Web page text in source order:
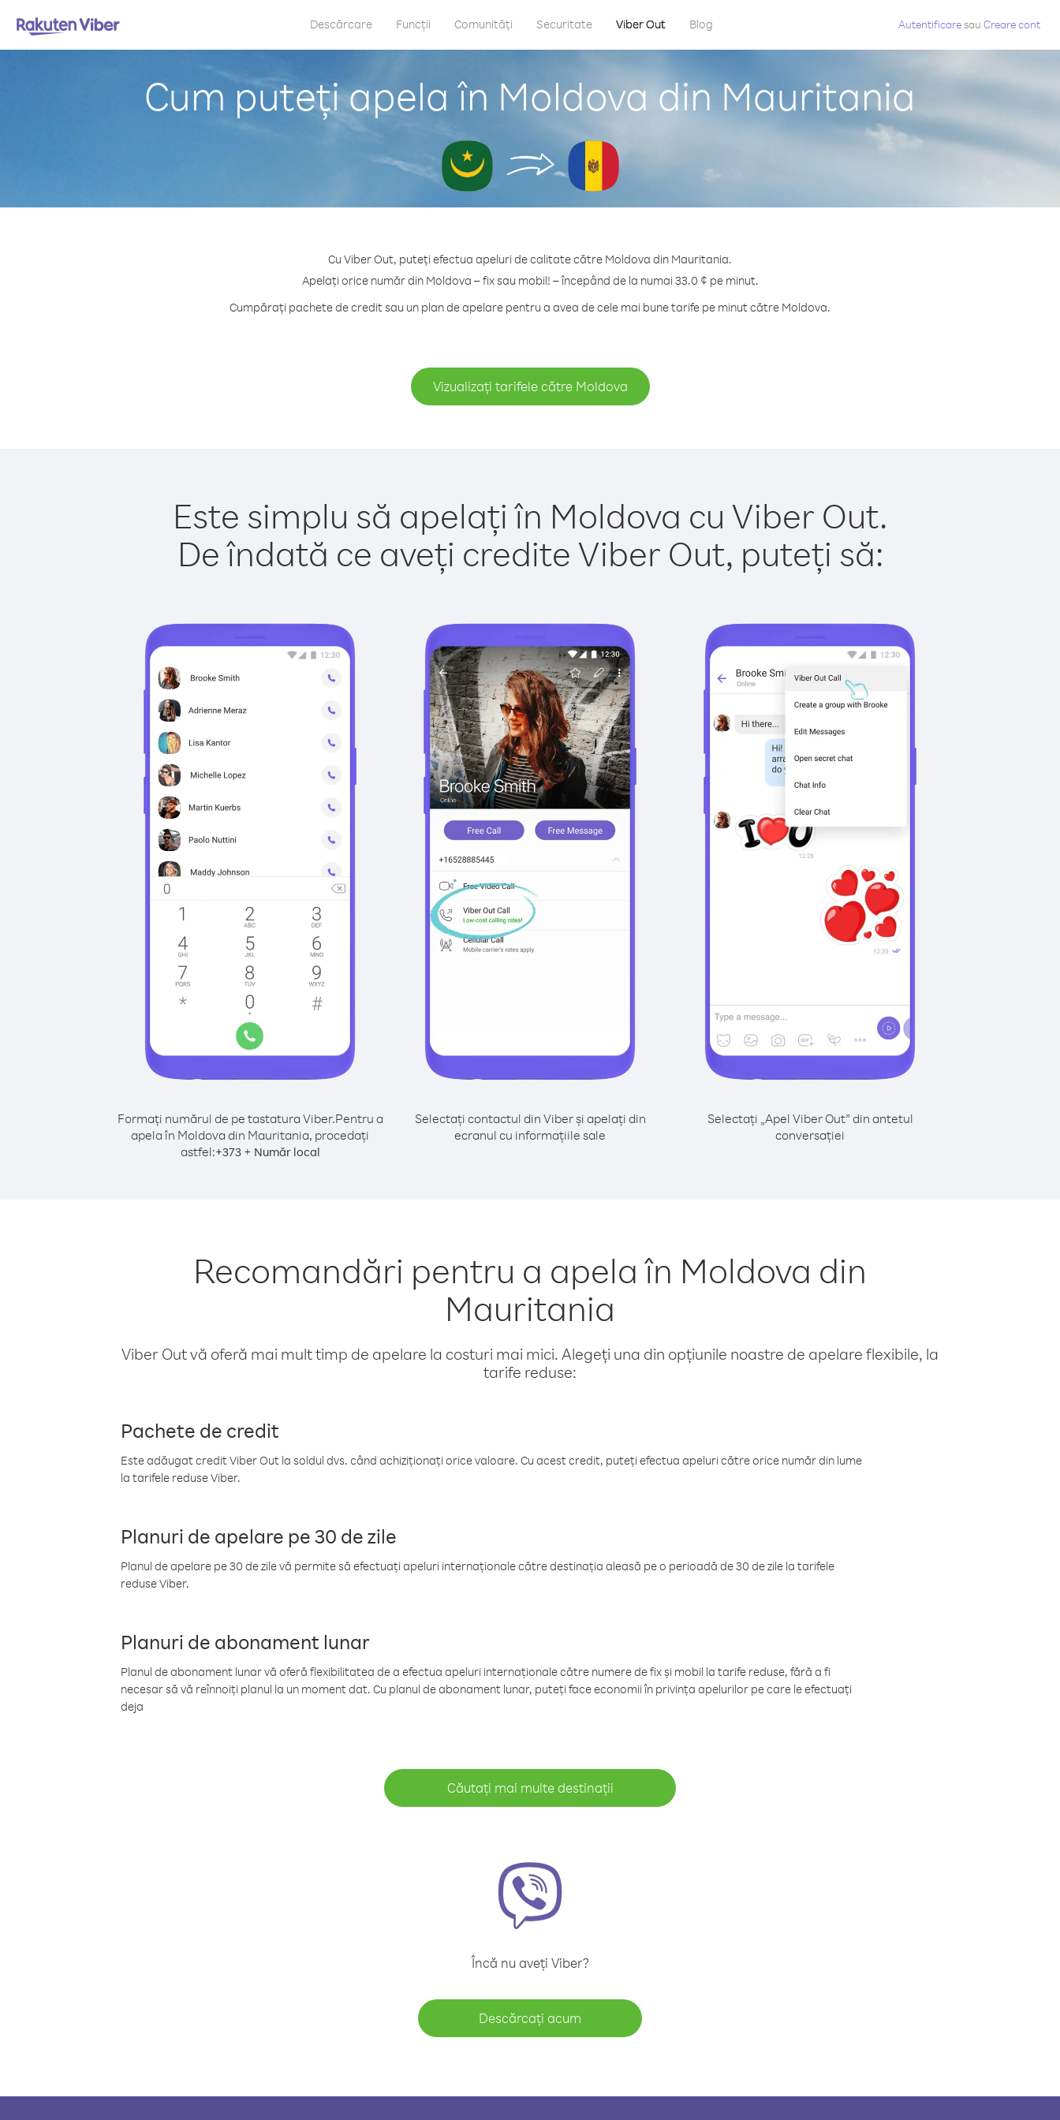
Descărcare Funcții Comunități Securitate Viber Out Blog Autentificaresau Creare cont
Cum puteți apela în Moldova din Mauritania
Cu Viber Out, puteți efectua apeluri de calitate către Moldova din Mauritania.
Apelați orice număr din Moldova – fix sau mobil! – începând de la numai 33.0 ¢ pe minut.
Cumpărați pachete de credit sau un plan de apelare pentru a avea de cele mai bune tarife pe minut către Moldova.
Vizualizați tarifele către Moldova
Este simplu să apelați în Moldova cu Viber Out.
De îndată ce aveți credite Viber Out, puteți să:
Formați numărul de pe tastatura Viber.Pentru a
apela în Moldova din Mauritania, procedați
astfel:+373+ Număr local
Selectați contactul din Viber și apelați din
ecranul cu informațiile sale
Selectați „Apel Viber Out” din antetul
conversației
Recomandări pentru a apela în Moldova din
Mauritania
Viber Out vă oferă mai mult timp de apelare la costuri mai mici. Alegeți una din opțiunile noastre de apelare flexibile, la
tarife reduse:
Pachete de credit
Este adăugat credit Viber Out la soldul dvs. când achiziționați orice valoare. Cu acest credit, puteți efectua apeluri către orice număr din lume
la tarifele reduse Viber.
Planuri de apelare pe 30 de zile
Planul de apelare pe 30 de zile vă permite să efectuați apeluri internaționale către destinația aleasă pe o perioadă de 30 de zile la tarifele
reduse Viber.
Planuri de abonament lunar
Planul de abonament lunar vă oferă flexibilitatea de a efectua apeluri internaționale către numere de fix și mobil la tarife reduse, fără a fi
necesar să vă reînnoiți planul la un moment dat. Cu planul de abonament lunar, puteți face economii în privința apelurilor pe care le efectuați
deja
Căutați mai multe destinații
Încă nu aveți Viber?
Descărcați acum